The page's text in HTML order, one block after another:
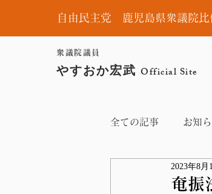
自由民主党 鹿児島県衆議院比
衆議院議員
やすおか宏武 Official Site
全ての記事 お知
奄振
2023年8月